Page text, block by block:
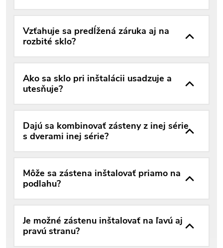
Vzťahuje sa predĺžená záruka aj na
rozbité sklo?
Ako sa sklo pri inštalácii usadzuje a
utesňuje?
Dajú sa kombinovať zásteny z inej série
s dverami inej série?
Môže sa zástena inštalovať priamo na
podlahu?
Je možné zástenu inštalovať na ľavú aj
pravú stranu?